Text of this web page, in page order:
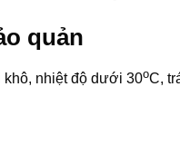
quản
khô, nhiệt độ dưới 30oC,